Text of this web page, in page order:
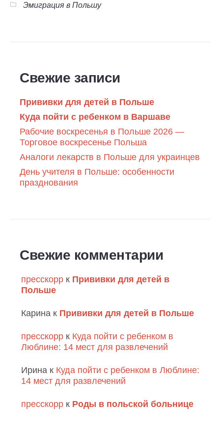
Эмиграция в Польшу
Свежие записи
Прививки для детей в Польше
Куда пойти с ребенком в Варшаве
Рабочие воскресенья в Польше 2026 —
Торговое воскресенье Польша
Аналоги лекарств в Польше для украинцев
День учителя в Польше: особенности
празднования
Свежие комментарии
пресскорр к Прививки для детей в
Польше
Карина к Прививки для детей в Польше
пресскорр к Куда пойти с ребенком в
Люблине: 14 мест для развлечений
Ирина к Куда пойти с ребенком в Люблине:
14 мест для развлечений
пресскорр к Роды в польской больнице